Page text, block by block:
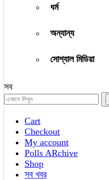
ধর্ম
অন্যান্য
সোশ্যাল মিডিয়া
সব
Cart
Checkout
My account
Polls ARchive
Shop
সব খবর